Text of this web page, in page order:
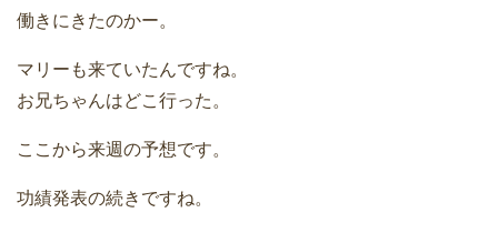
働きにきたのかー。
マリーも来ていたんですね。
お兄ちゃんはどこ行った。
ここから来週の予想です。
功績発表の続きですね。